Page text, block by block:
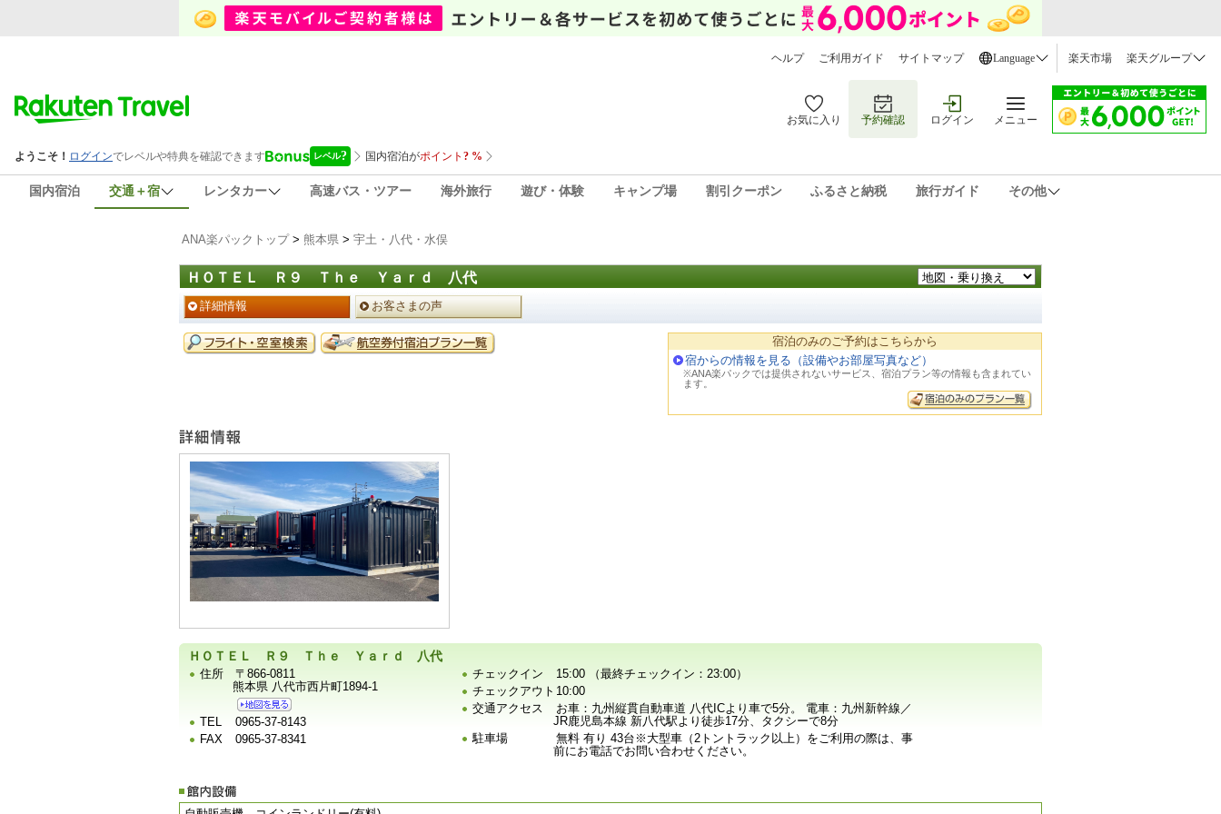
ヘルプ ご利用ガイド サイトマップ Language 楽天市場 楽天グループ
お気に入り 予約確認 ログイン メニュー
国内宿泊 交通＋宿 レンタカー 高速バス・ツアー 海外旅行 遊び・体験 キャンプ場 割引クーポン ふるさと納税 旅行ガイド その他
ANA楽パックトップ> 熊本県 > 宇土・八代・水俣
ＨＯＴＥＬ Ｒ９ Ｔｈｅ Ｙａｒｄ 八代
ペ
ー
ジ
メ
ニ
詳細情報 お客さまの声
予
約
宿泊のみのご予約はこちらから
宿からの情報を見る（設備やお部屋写真など）
※ANA楽パックでは提供されないサービス、宿泊プラン等の情報も含まれてい
ます。
宿
泊
施
設
の
写
真
ＨＯＴＥＬ Ｒ９ Ｔｈｅ Ｙａｒｄ 八代
住所
〒866-0811
熊本県 八代市西片町1894-1
TEL
0965-37-8143
FAX
0965-37-8341
チェックイン
15:00 （最終チェックイン：23:00）
チェックアウト 10:00
交通アクセス
お車：九州縦貫自動車道 八代ICより車で5分。 電車：九州新幹線／
JR鹿児島本線 新八代駅より徒歩17分、タクシーで8分
駐車場
無料 有り 43台※大型車（2トントラック以上）をご利用の際は、事
前にお電話でお問い合わせください。